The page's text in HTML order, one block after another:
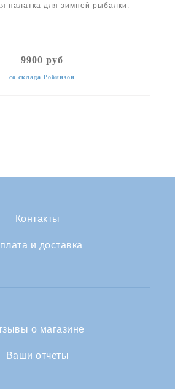
палатка для зимней рыбалки.
9900 руб
со склада Робинзон
Контакты
и доставка
о магазине
Ваши отчеты